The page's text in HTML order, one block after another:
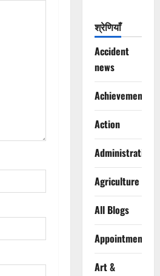
श्रेणियाँ
Accident
news
Achievements
Action
Administration
Agriculture
All Blogs
Appointments
Art &